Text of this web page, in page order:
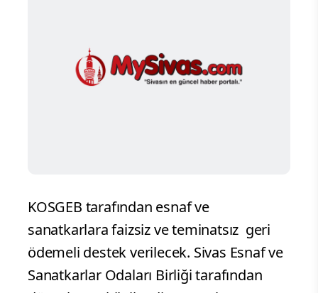
KOSGEB tarafından esnaf ve
sanatkarlara faizsiz ve teminatsız geri
ödemeli destek verilecek. Sivas Esnaf ve
Sanatkarlar Odaları Birliği tarafından